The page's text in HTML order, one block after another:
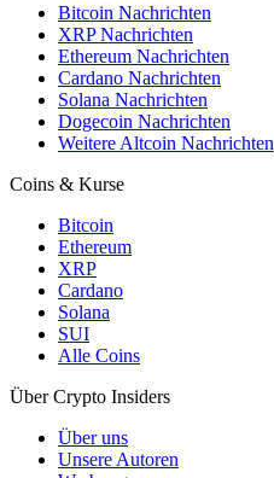
Bitcoin Nachrichten
XRP Nachrichten
Ethereum Nachrichten
Cardano Nachrichten
Solana Nachrichten
Dogecoin Nachrichten
Weitere Altcoin Nachrichten
Coins & Kurse
Bitcoin
Ethereum
XRP
Cardano
Solana
SUI
Alle Coins
Über Crypto Insiders
Über uns
Unsere Autoren